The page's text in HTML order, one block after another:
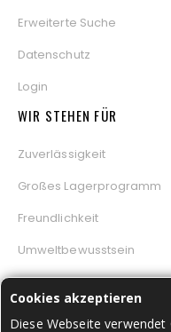
Cookies akzeptieren
Diese Webseite verwendet
Erweiterte Suche
Datenschutz
Login
WIR STEHEN FÜR
Zuverlässigkeit
Großes Lagerprogramm
Freundlichkeit
Umweltbewusstsein
Qualität und Flexibilität